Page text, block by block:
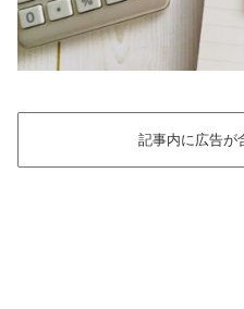
記事内に広告が